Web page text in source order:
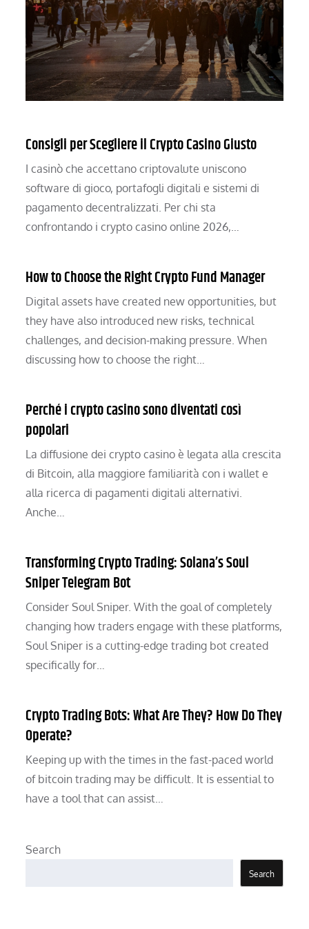
Consigli per Scegliere il Crypto Casino Giusto
I casinò che accettano criptovalute uniscono
software di gioco, portafogli digitali e sistemi di
pagamento decentralizzati. Per chi sta
confrontando i crypto casino online 2026,…
How to Choose the Right Crypto Fund Manager
Digital assets have created new opportunities, but
they have also introduced new risks, technical
challenges, and decision-making pressure. When
discussing how to choose the right…
Perché i crypto casino sono diventati così
popolari
La diffusione dei crypto casino è legata alla crescita
di Bitcoin, alla maggiore familiarità con i wallet e
alla ricerca di pagamenti digitali alternativi.
Anche…
Transforming Crypto Trading: Solana’s Soul
Sniper Telegram Bot
Consider Soul Sniper. With the goal of completely
changing how traders engage with these platforms,
Soul Sniper is a cutting-edge trading bot created
specifically for…
Crypto Trading Bots: What Are They? How Do They
Operate?
Keeping up with the times in the fast-paced world
of bitcoin trading may be difficult. It is essential to
have a tool that can assist…
Search
Search